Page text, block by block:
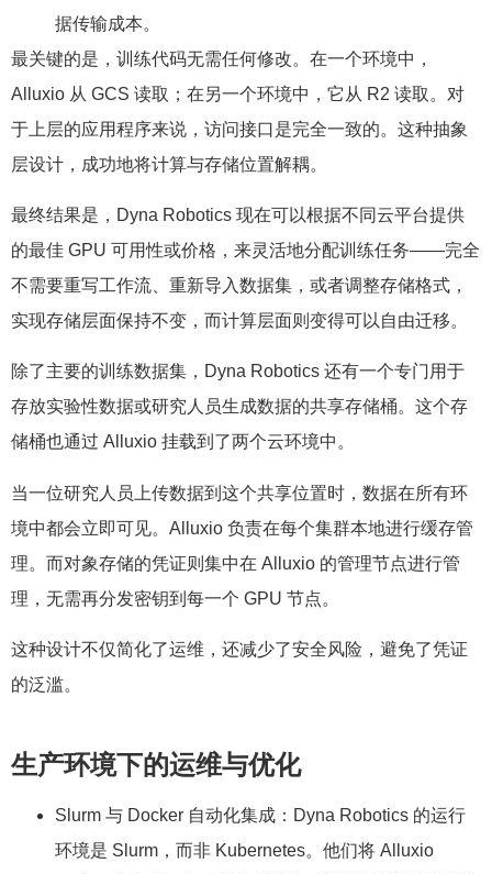
据传输成本。
最关键的是，训练代码无需任何修改。在一个环境中，
Alluxio 从 GCS 读取；在另一个环境中，它从 R2 读取。对
于上层的应用程序来说，访问接口是完全一致的。这种抽象
层设计，成功地将计算与存储位置解耦。
最终结果是，Dyna Robotics 现在可以根据不同云平台提供
的最佳 GPU 可用性或价格，来灵活地分配训练任务——完全
不需要重写工作流、重新导入数据集，或者调整存储格式，
实现存储层面保持不变，而计算层面则变得可以自由迁移。
除了主要的训练数据集，Dyna Robotics 还有一个专门用于
存放实验性数据或研究人员生成数据的共享存储桶。这个存
储桶也通过 Alluxio 挂载到了两个云环境中。
当一位研究人员上传数据到这个共享位置时，数据在所有环
境中都会立即可见。Alluxio 负责在每个集群本地进行缓存管
理。而对象存储的凭证则集中在 Alluxio 的管理节点进行管
理，无需再分发密钥到每一个 GPU 节点。
这种设计不仅简化了运维，还减少了安全风险，避免了凭证
的泛滥。
生产环境下的运维与优化
Slurm 与 Docker 自动化集成：Dyna Robotics 的运行
环境是 Slurm，而非 Kubernetes。他们将 Alluxio